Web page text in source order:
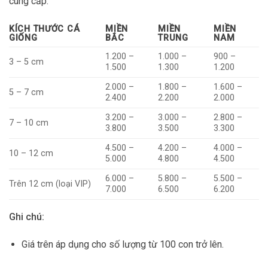
KÍCH THƯỚC CÁ
GIỐNG
MIỀN
BẮC
MIỀN
TRUNG
MIỀN
NAM
3 – 5 cm
1.200 –
1.500
1.000 –
1.300
900 –
1.200
5 – 7 cm
2.000 –
2.400
1.800 –
2.200
1.600 –
2.000
7 – 10 cm
3.200 –
3.800
3.000 –
3.500
2.800 –
3.300
10 – 12 cm
4.500 –
5.000
4.200 –
4.800
4.000 –
4.500
Trên 12 cm (loại VIP)
6.000 –
7.000
5.800 –
6.500
5.500 –
6.200
Ghi chú:
Giá trên áp dụng cho số lượng từ 100 con trở lên.